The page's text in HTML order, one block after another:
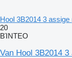
Hool 3B2014 3
20
ΒΊΝΤΕΟ
Van Hool 3B2014